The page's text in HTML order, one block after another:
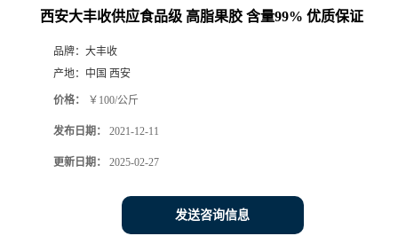
西安大丰收供应食品级 高脂果胶 含量99% 优质保证
品牌： 大丰收
产地： 中国 西安
价格： ￥100/公斤
发布日期： 2021-12-11
更新日期： 2025-02-27
发送咨询信息